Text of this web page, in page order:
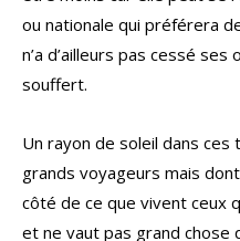
ou nationale qui préférera
n’a d’ailleurs pas cessé
souffert.
Un rayon de soleil dans
grands voyageurs mais
côté de ce que vivent ceux
et ne vaut pas grand chose